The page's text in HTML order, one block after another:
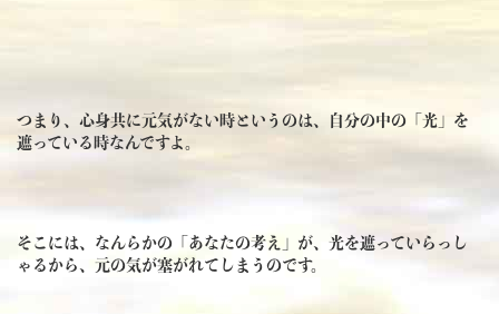
つまり、心身共に元気がない時というのは、自分の中の「光」を
遮っている時なんですよ。
そこには、なんらかの「あなたの考え」が、光を遮っていらっし
ゃるから、元の気が塞がれてしまうのです。